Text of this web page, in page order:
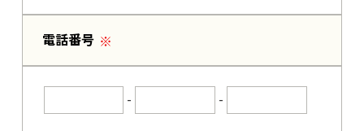
電話番号
- -